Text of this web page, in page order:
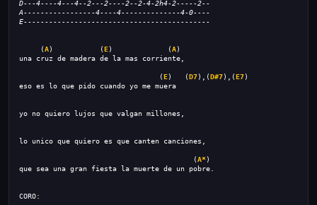
D---4----4---4--2---2----2--2-4-2h4-2-----2--
A-----------------4----4--------------4-0----
E--------------------------------------------
(A)           (E)             (A)
una cruz de madera de la mas corriente,
(E)   (D7),(D#7),(E7)
eso es lo que pido cuando yo me muera
yo no quiero lujos que valgan millones,
lo unico que quiero es que canten canciones,
(A*)
que sea una gran fiesta la muerte de un pobre.
CORO: